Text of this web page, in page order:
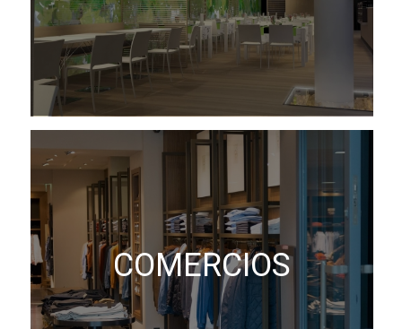
COMERCIOS